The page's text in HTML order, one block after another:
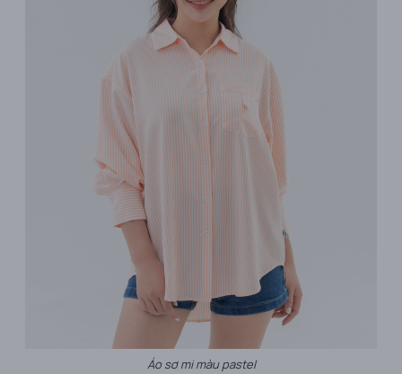
Áo sơ mi màu pastel